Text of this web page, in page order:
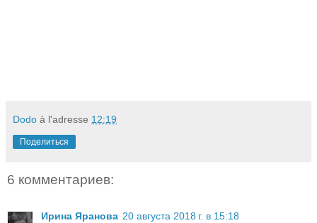
Dodo à l'adresse 12:19
Поделиться
6 комментариев:
Ирина Яранова 20 августа 2018 г. в 15:18